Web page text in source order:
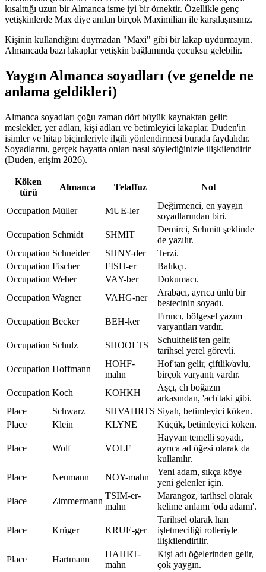
kısalttığı uzun bir Almanca isme iyi bir örnektir. Özellikle genç
yetişkinlerde Max diye anılan birçok Maximilian ile karşılaşırsınız.
Kişinin kullandığını duymadan "Maxi" gibi bir lakap uydurmayın.
Almancada bazı lakaplar yetişkin bağlamında çocuksu gelebilir.
Yaygın Almanca soyadları (ve genelde ne
anlama geldikleri)
Almanca soyadları çoğu zaman dört büyük kaynaktan gelir:
meslekler, yer adları, kişi adları ve betimleyici lakaplar. Duden'in
isimler ve hitap biçimleriyle ilgili yönlendirmesi burada faydalıdır.
Soyadlarını, gerçek hayatta onları nasıl söylediğinizle ilişkilendirir
(Duden, erişim 2026).
Köken
türü
Almanca Telaffuz Not
Occupation Müller MUE-ler
Değirmenci, en yaygın
soyadlarından biri.
Occupation Schmidt SHMIT
Demirci, Schmitt şeklinde
de yazılır.
Occupation Schneider SHNY-der
Terzi.
Occupation Fischer FISH-er
Balıkçı.
Occupation Weber VAY-ber
Dokumacı.
Occupation Wagner VAHG-ner
Arabacı, ayrıca ünlü bir
bestecinin soyadı.
Occupation Becker BEH-ker
Fırıncı, bölgesel yazım
varyantları vardır.
Occupation Schulz SHOOLTS
Schultheiß'ten gelir,
tarihsel yerel görevli.
Occupation Hoffmann
HOHF-
mahn
Hof'tan gelir, çiftlik/avlu,
birçok varyantı vardır.
Occupation Koch KOHKH
Aşçı, ch boğazın
arkasından, 'ach'taki gibi.
Place
Schwarz SHVAHRTS Siyah, betimleyici köken.
Place
Klein KLYNE Küçük, betimleyici köken.
Place Wolf VOLF
Hayvan temelli soyadı,
ayrıca ad öğesi olarak da
kullanılır.
Place
Neumann NOY-mahn
Yeni adam, sıkça köye
yeni gelenler için.
Place
Zimmermann
TSIM-er-
mahn
Marangoz, tarihsel olarak
kelime anlamı 'oda adamı'.
Place Krüger KRUE-ger
Tarihsel olarak han
işletmeciliği rolleriyle
ilişkilendirilir.
Place
Hartmann
HAHRT-
mahn
Kişi adı öğelerinden gelir,
çok yaygın.